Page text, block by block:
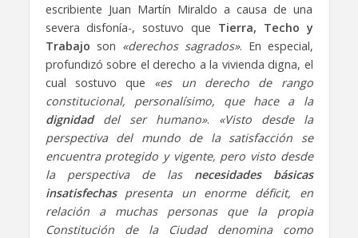
escribiente Juan Martín Miraldo a causa de una
severa disfonía-, sostuvo que Tierra, Techo y
Trabajo son «derechos sagrados». En especial,
profundizó sobre el derecho a la vivienda digna, el
cual sostuvo que «es un derecho de rango
constitucional, personalísimo, que hace a la
dignidaddel ser humano». «Visto desde la
perspectiva del mundo de la satisfacción se
encuentra protegido y vigente, pero visto desde
la perspectiva de lasnecesidades básicas
insatisfechaspresenta un enorme déficit, en
relación a muchas personas que la propia
Constitución de la Ciudad denomina como